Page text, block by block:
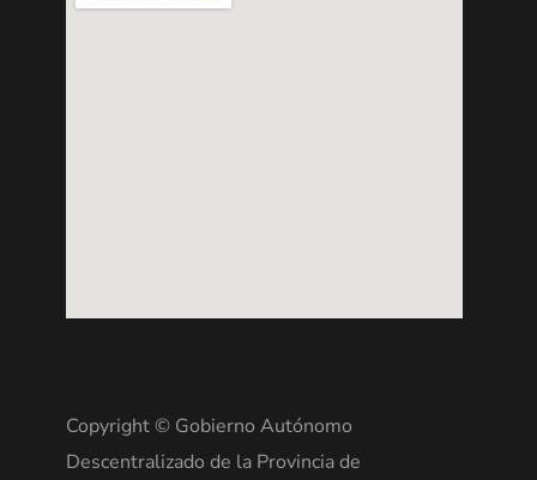
Copyright © Gobierno Autónomo
Descentralizado de la Provincia de